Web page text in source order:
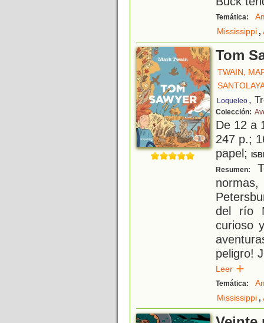
Temática:
Mississippi,
Tom
TWAIN,
Loqueleo ,
Colección:
De 12 a
247 p.;
papel;
Resumen:
del río
curioso
peligro!
Leer
Temática:
Mississippi,